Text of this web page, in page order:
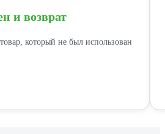
и возврат
который не был использован